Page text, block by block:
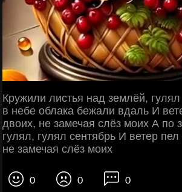
Кружили листья над землёй,
в небе облака бежали вдаль И
двоих, не замечая слёз моих А по
гулял, гулял сентябрь И ветер
не замечая слёз моих
0 0 0